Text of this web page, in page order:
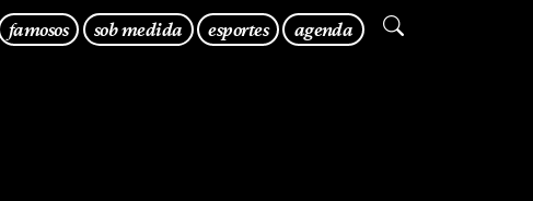
famosos sob medida esportes agenda